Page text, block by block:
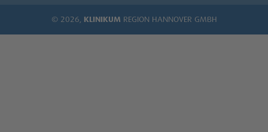
© 2026, KLINIKUM REGION HANNOVER GMBH